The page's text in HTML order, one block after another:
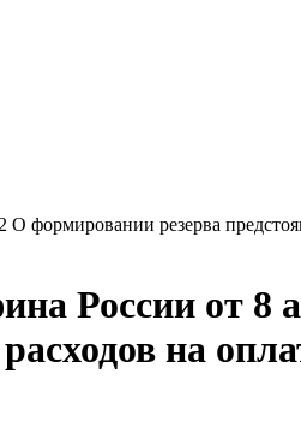
резерва
России от 8
на